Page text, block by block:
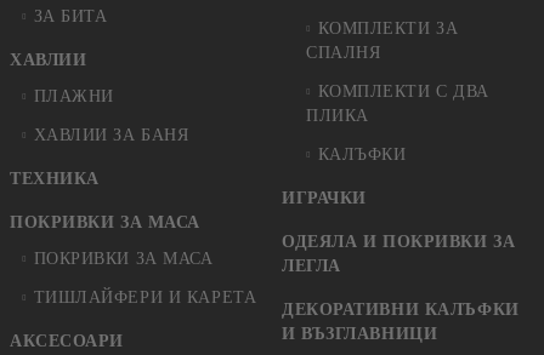
ЗА БИТА
ХАВЛИИ
ПЛАЖНИ
ХАВЛИИ ЗА БАНЯ
ТЕХНИКА
ПОКРИВКИ ЗА МАСА
ПОКРИВКИ ЗА МАСА
ТИШЛАЙФЕРИ И КАРЕТА
АКСЕСОАРИ
КОМПЛЕКТИ ЗА
СПАЛНЯ
КОМПЛЕКТИ С ДВА
ПЛИКА
КАЛЪФКИ
ИГРАЧКИ
ОДЕЯЛА И ПОКРИВКИ ЗА
ЛЕГЛА
ДЕКОРАТИВНИ КАЛЪФКИ
И ВЪЗГЛАВНИЦИ